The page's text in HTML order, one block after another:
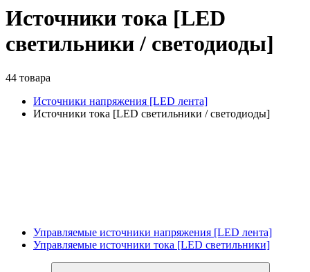
Источники тока [LED
светильники / светодиоды]
44 товара
Источники напряжения [LED лента]
Источники тока [LED светильники / светодиоды]
Управляемые источники напряжения [LED лента]
Управляемые источники тока [LED светильники]